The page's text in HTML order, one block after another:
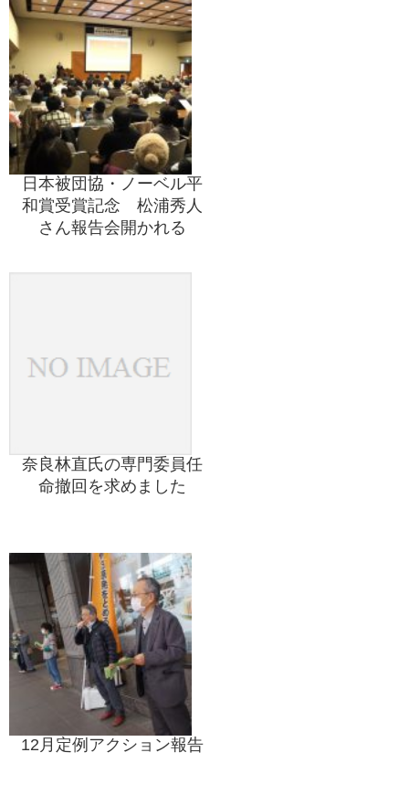
日本被団協・ノーベル平
和賞受賞記念 松浦秀人
さん報告会開かれる
奈良林直氏の専門委員任
命撤回を求めました
12月定例アクション報告